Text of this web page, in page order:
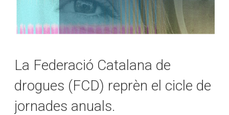
La Federació Catalana de
drogues (FCD) reprèn el cicle de
jornades anuals.